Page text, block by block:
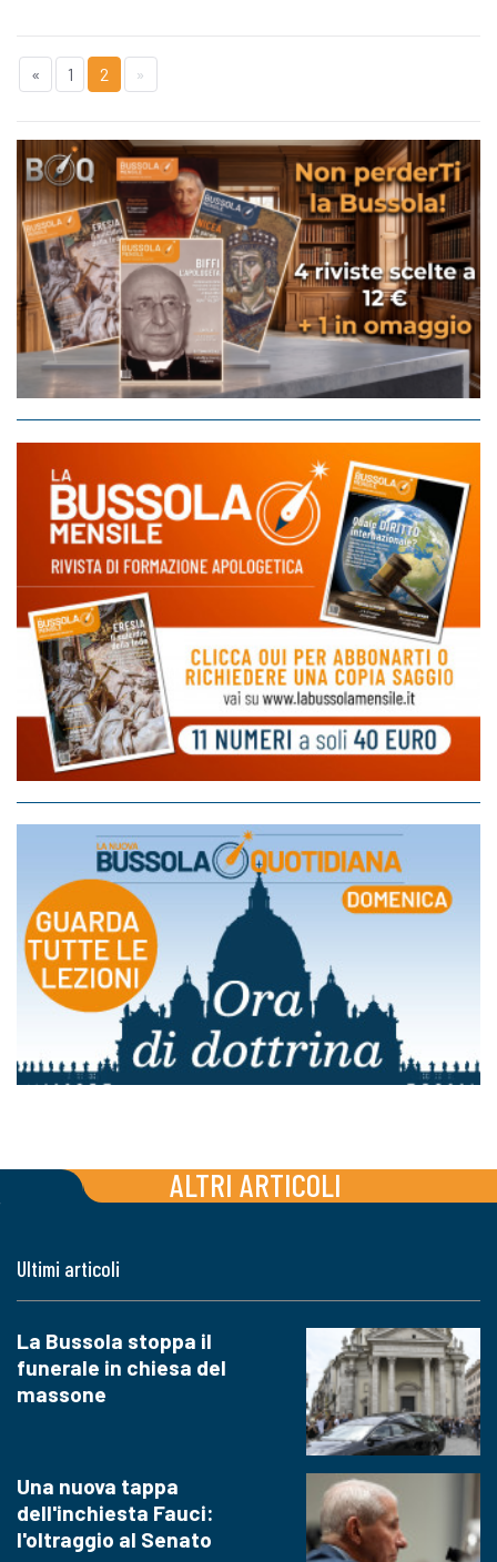
« 1 2 »
ALTRI ARTICOLI
Ultimi articoli
La Bussola stoppa il
funerale in chiesa del
massone
Una nuova tappa
dell'inchiesta Fauci:
l'oltraggio al Senato